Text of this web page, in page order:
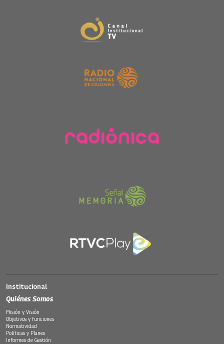
Institucional
Quiénes Somos
Misión y Visión
Objetivos y funciones
Normatividad
Políticas y Planes
Informes de Gestión